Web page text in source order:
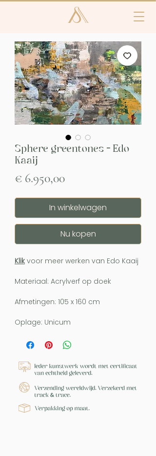
Sphere greentones - Edo
Kaaij
€ 6.950,00Prijs
In winkelwagen
Nu kopen
Klik voor meer werken van Edo Kaaij
Materiaal: Acrylverf op doek
Afmetingen: 105 x 160 cm
Oplage: Unicum